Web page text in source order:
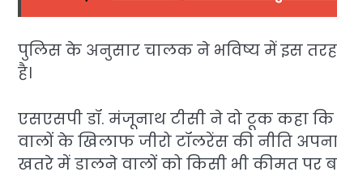
पुलिस के अनुसार चालक ने भविष्य में इस तरह
है।
एसएसपी डॉ. मंजूनाथ टीसी ने दो टूक कहा
वालों के खिलाफ जीरो टॉलरेंस की नीति
खतरे में डालने वालों को किसी भी कीमत पर